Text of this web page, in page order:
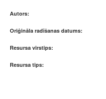
Autors:
Oriģināla radīšanas datums:
Resursa virstips:
Resursa tips: